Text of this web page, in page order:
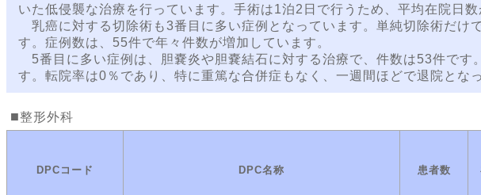
いた低侵襲な治療を行っています。手術は1泊2日で行うため、平均在院日数
乳癌に対する切除術も3番目に多い症例となっています。単純切除術だけ
す。症例数は、55件で年々件数が増加しています。
5番目に多い症例は、胆嚢炎や胆嚢結石に対する治療で、件数は53件です
す。転院率は0％であり、特に重篤な合併症もなく、一週間ほどで退院とな
整形外科
DPCコード DPC名称 患者数